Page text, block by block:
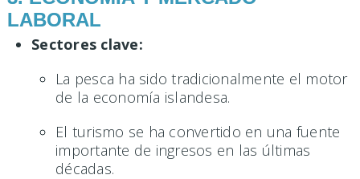
LABORAL
Sectores clave:
La pesca ha sido tradicionalmente el motor
de la economía islandesa.
El turismo se ha convertido en una fuente
importante de ingresos en las últimas
décadas.